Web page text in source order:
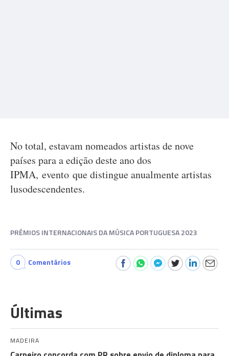
No total, estavam nomeados artistas de nove
países para a edição deste ano dos
IPMA, evento que distingue anualmente artistas
lusodescendentes.
PRÉMIOS INTERNACIONAIS DA MÚSICA PORTUGUESA 2023
0 Comentários
Últimas
MADEIRA